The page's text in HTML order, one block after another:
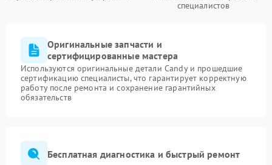
специалистов
Оригинальные запчасти и
сертифицированные мастера
Используются оригинальные детали Candy и прошедшие
сертификацию специалисты, что гарантирует корректную
работу после ремонта и сохранение гарантийных
обязательств
Бесплатная диагностика и быстрый ремонт